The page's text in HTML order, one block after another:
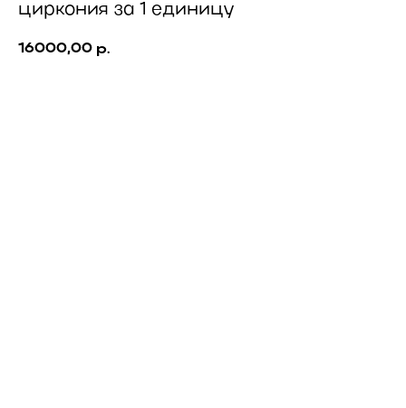
циркония за 1 единицу
16000,00 р.